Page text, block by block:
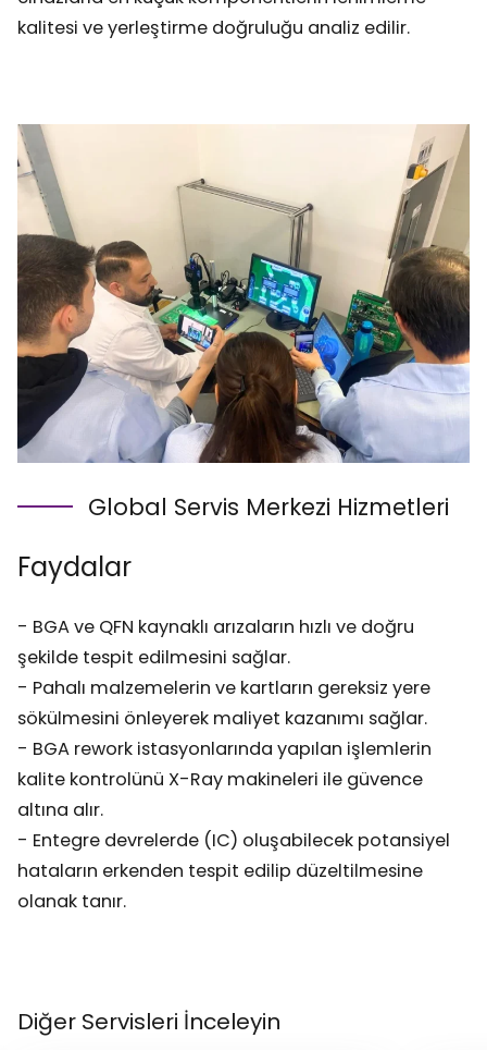
kalitesi ve yerleştirme doğruluğu analiz edilir.
Global Servis Merkezi Hizmetleri
Faydalar
- BGA ve QFN kaynaklı arızaların hızlı ve doğru
şekilde tespit edilmesini sağlar.
- Pahalı malzemelerin ve kartların gereksiz yere
sökülmesini önleyerek maliyet kazanımı sağlar.
- BGA rework istasyonlarında yapılan işlemlerin
kalite kontrolünü X-Ray makineleri ile güvence
altına alır.
- Entegre devrelerde (IC) oluşabilecek potansiyel
hataların erkenden tespit edilip düzeltilmesine
olanak tanır.
Diğer Servisleri İnceleyin